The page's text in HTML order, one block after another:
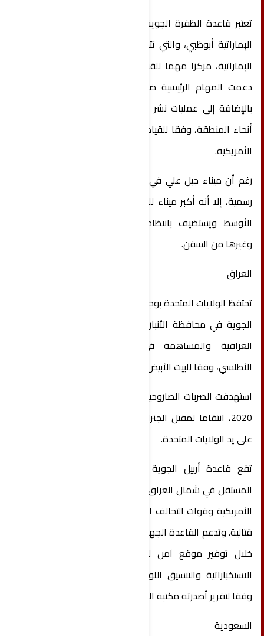
تعتبر قاعدة الظفرة الجوية، الواقعة جنوب العاصمة
الإماراتية أبوظبي، والتي تتشاركها مع القوات الجوية
الإماراتية، مركزا مهما للقوات الجوية الأمريكية التي
دعمت المهام الرئيسية ضد تنظيم الدولة الإسلامية،
بالإضافة إلى عمليات نشر قوات الاستطلاع في جميع
أنحاء المنطقة، وفقا للقيادة المركزية للقوات الجوية
الأمريكية.
رغم أن ميناء جبل علي في دبي ليس قاعدة عسكرية
رسمية، إلا أنه أكبر ميناء للبحرية الأمريكية في الشرق
الأوسط ويستضيف بانتظام حاملات طائرات أمريكية
وغيرها من السفن.
العراق
تحتفظ الولايات المتحدة بوجودها في قاعدة عين الأسد
الجوية في محافظة الأنبار الغربية لدعم قوات الأمن
العراقية والمساهمة في مهمة حلف شمال
الأطلسي، وفقا للبيت الأبيض.
استهدفت الضربات الصاروخية الإيرانية القاعدة في عام
2020، انتقاما لمقتل الجنرال الإيراني قاسم سليماني
على يد الولايات المتحدة.
تقع قاعدة أربيل الجوية في إقليم كردستان شبه
المستقل في شمال العراق، وهي بمثابة مركز للقوات
الأمريكية وقوات التحالف التي تجري تدريبات ومناورات
قتالية. وتدعم القاعدة الجهود العسكرية الأمريكية من
خلال توفير موقع آمن للتدريب وتبادل المعلومات
الاستخباراتية والتنسيق اللوجستي في شمال العراق،
وفقا لتقرير أصدرته مكتبة الكونجرس في 2024.
السعودية